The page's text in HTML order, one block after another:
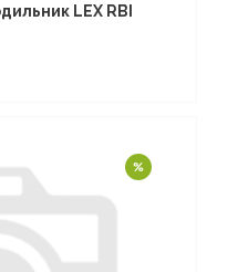
LEX RBI